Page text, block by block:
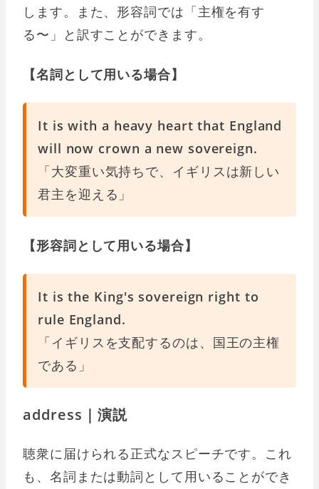
します。また、形容詞では「主権を有す
る〜」と訳すことができます。
【名詞として用いる場合】
It is with a heavy heart that England
will now crown a new sovereign.
「大変重い気持ちで、イギリスは新しい
君主を迎える」
【形容詞として用いる場合】
It is the King's sovereign right to
rule England.
「イギリスを支配するのは、国王の主権
である」
address｜演説
聴衆に届けられる正式なスピーチです。これ
も、名詞または動詞として用いることができ